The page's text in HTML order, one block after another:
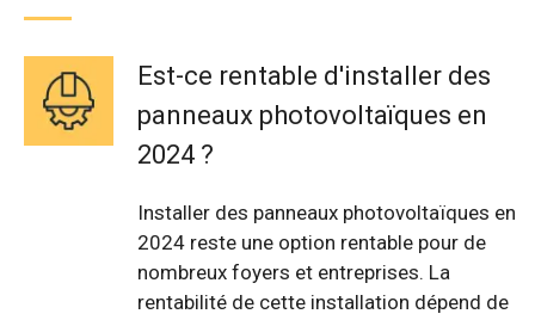
Est-ce rentable d'installer des
panneaux photovoltaïques en
2024 ?
Installer des panneaux photovoltaïques en
2024 reste une option rentable pour de
nombreux foyers et entreprises. La
rentabilité de cette installation dépend de